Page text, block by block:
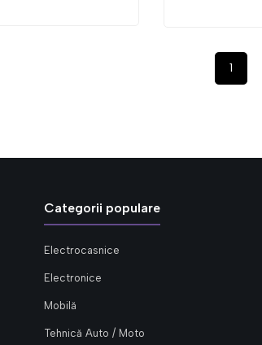
1
Categorii populare
Electrocasnice
Electronice
Mobilă
Tehnică Auto / Moto